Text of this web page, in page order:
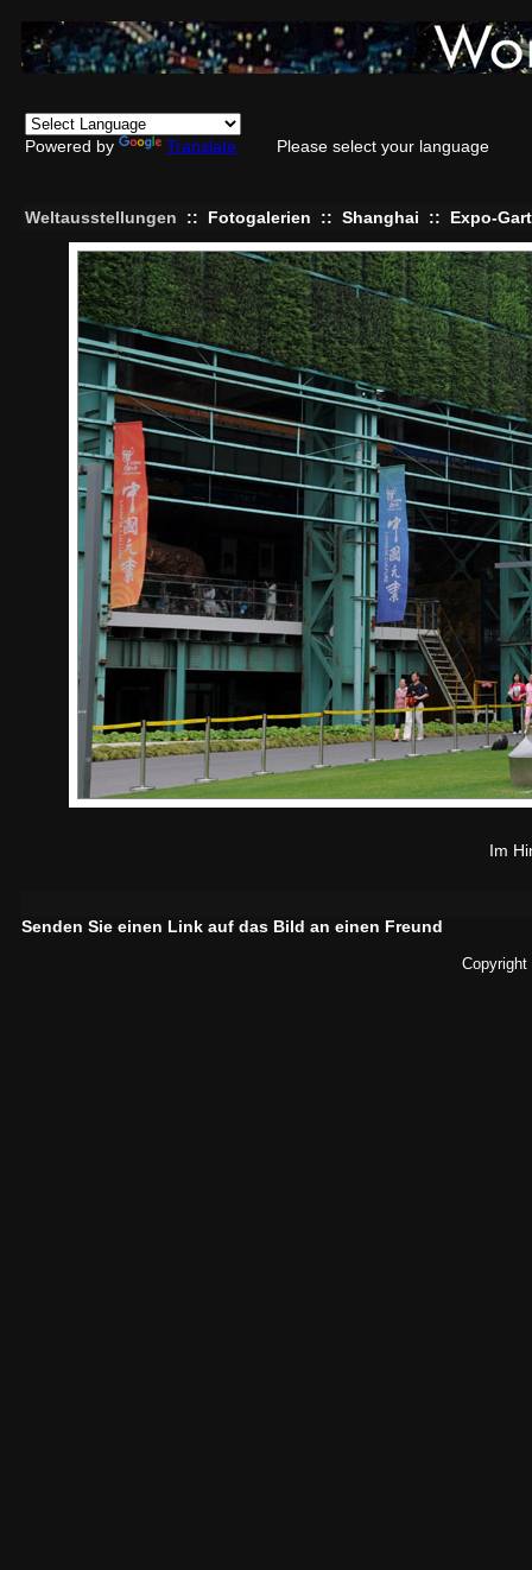
Powered by Translate Please select your language
Weltausstellungen :: Fotogalerien :: Shanghai :: Expo-
Im
Senden Sie einen Link auf das Bild an einen Freund